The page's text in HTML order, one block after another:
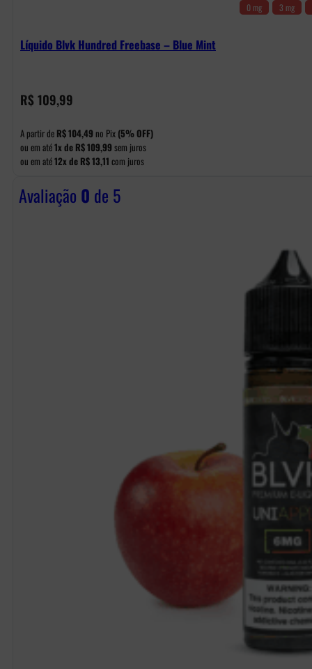
0 mg 3 mg
Líquido Blvk Hundred Freebase – Blue Mint
R$ 109,99
A partir de R$104,49 no Pix (5% OFF)
ou em até1x de R$109,99 sem juros
ou em até12x de R$13,11 com juros
Avaliação 0 de 5